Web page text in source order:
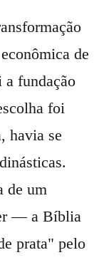
de
fundação
foi
havia se
de um
— a Bíblia
prata" pelo